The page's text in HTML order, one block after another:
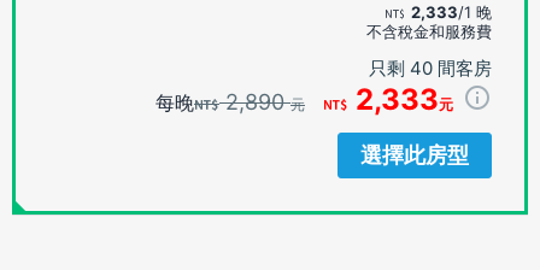
2,333/1 晚
不含稅金和服務費
只剩 40 間客房
每晚 2,890元 2,333元
選擇此房型